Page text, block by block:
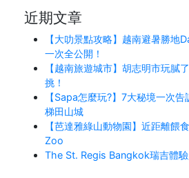
近期文章
【大叻景點攻略】越南避暑勝地
一次全公開！
【越南旅遊城市】胡志明市玩膩
挑！
【Sapa怎麼玩?】7大秘境一次
梯田山城
【芭達雅綠山動物園】近距離
Zoo
The St. Regis Bangkok瑞吉體驗